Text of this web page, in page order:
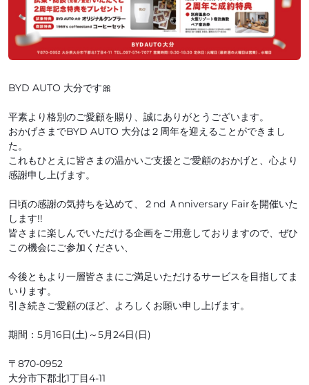
BYD AUTO 大分です🎀
平素より格別のご愛顧を賜り、誠にありがとうございます。
おかげさまでBYD AUTO 大分は２周年を迎えることができまし
た。
これもひとえに皆さまの温かいご支援とご愛顧のおかげと、心より
感謝申し上げます。
日頃の感謝の気持ちを込めて、２nd Ａnniversary Fairを開催いた
します!!
皆さまに楽しんでいただける企画をご用意しておりますので、ぜひ
この機会にご参加ください、
今後ともより一層皆さまにご満足いただけるサービスを目指してま
いります。
引き続きご愛顧のほど、よろしくお願い申し上げます。
期間：5月16日(土)～5月24日(日)
〒870-0952
大分市下郡北1丁目4-11